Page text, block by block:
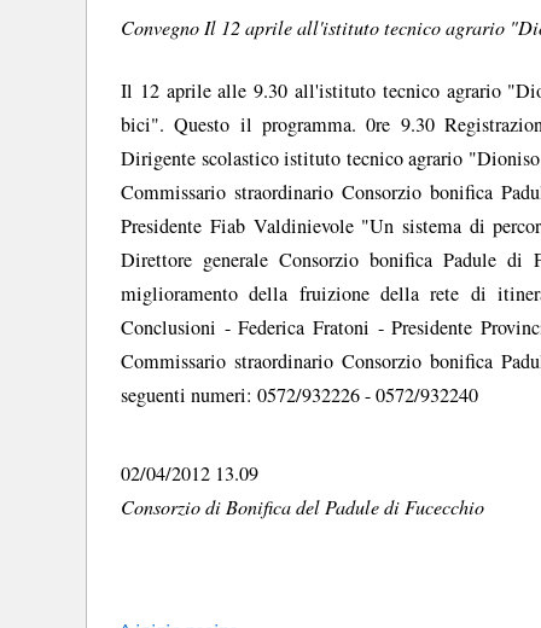
Convegno Il 12 aprile all'istituto tecnico agrario
Il 12 aprile alle 9.30 all'istituto tecnico agrario
bici". Questo il programma. 0re 9.30
Dirigente scolastico istituto tecnico agrario
Commissario straordinario Consorzio bonifica
Presidente Fiab Valdinievole "Un sistema di
Direttore generale Consorzio bonifica Padule di
miglioramento della fruizione della rete di
Conclusioni - Federica Fratoni - Presidente
Commissario straordinario Consorzio bonifica
seguenti numeri: 0572/932226 - 0572/932240
02/04/2012 13.09
Consorzio di Bonifica del Padule di Fucecchio